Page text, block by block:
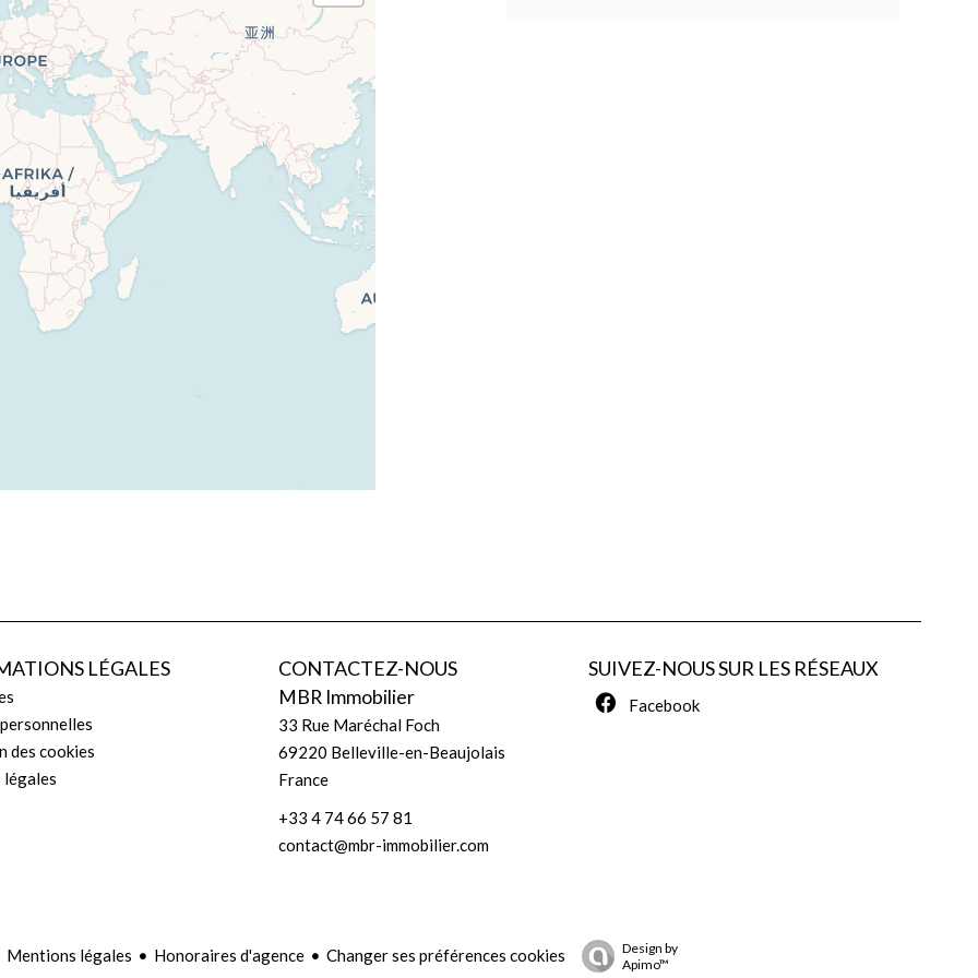
LÉGALES
des cookies
CONTACTEZ-NOUS
MBR Immobilier
33 Rue Maréchal Foch
69220 Belleville-en-Beaujolais
France
+33 4 74 66 57 81
contact@mbr-immobilier.com
SUIVEZ-NOUS SUR LES RÉSEAUX
Facebook
Mentions légales Honoraires d'agence Changer ses préférences cookies
Design by
Apimo™